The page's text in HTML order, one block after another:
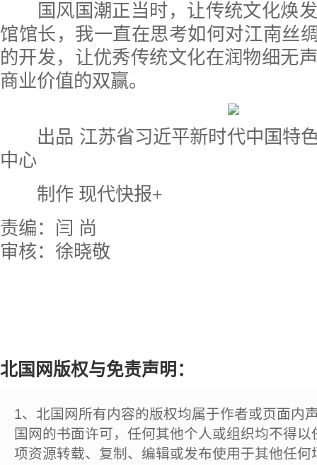
国风国潮正当时，让传统文化焕发
馆馆长，我一直在思考如何对江南丝
的开发，让优秀传统文化在润物细无
商业价值的双赢。
出品 江苏省习近平新时代中国特
中心
制作 现代快报+
责编：闫 尚
审核：徐晓敬
北国网版权与免责声明：
1、北国网所有内容的版权均属于作者或页面内
国网的书面许可，任何其他个人或组织均不得
项资源转载、复制、编辑或发布使用于其他任